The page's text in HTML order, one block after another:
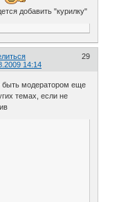
добавить "курилку"
29
14:14
быть модератором еще
темах, если не